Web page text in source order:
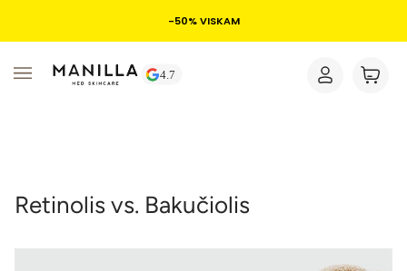
-50% VISKAM
Retinolis vs. Bakučiolis